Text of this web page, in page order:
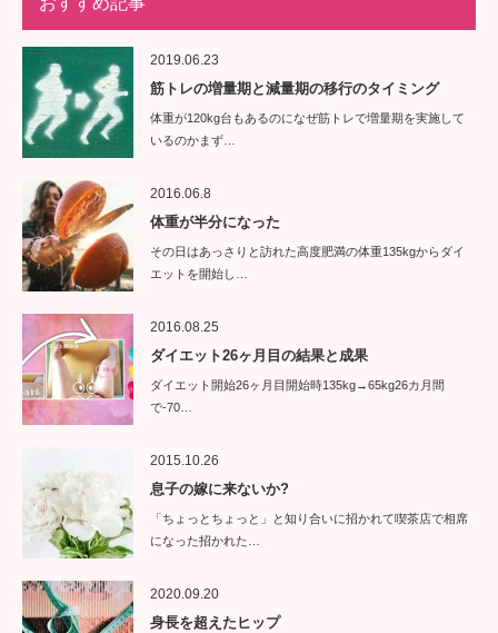
2019.06.23
筋トレの増量期と減量期の移行のタイミング
体重が120kg台もあるのになぜ筋トレで増量期を実施して
いるのかまず…
2016.06.8
体重が半分になった
その日はあっさりと訪れた高度肥満の体重135kgからダイ
エットを開始し…
2016.08.25
ダイエット26ヶ月目の結果と成果
ダイエット開始26ヶ月目開始時135kg→65kg26カ月間
で-70…
2015.10.26
息子の嫁に来ないか?
「ちょっとちょっと」と知り合いに招かれて喫茶店で相席
になった招かれた…
2020.09.20
身長を超えたヒップ